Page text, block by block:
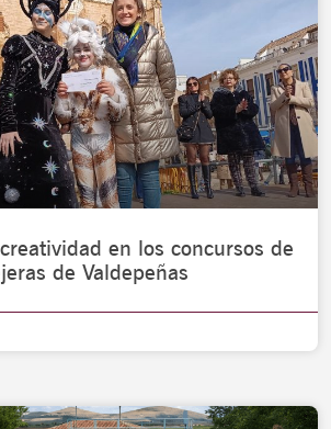
en los concursos de
de Valdepeñas